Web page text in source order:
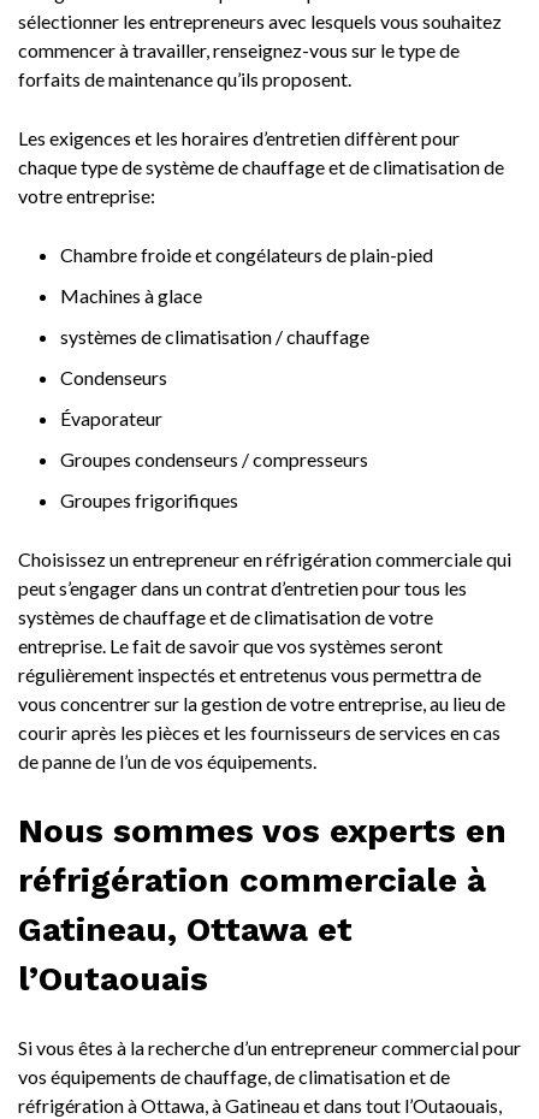
sélectionner les entrepreneurs avec lesquels vous souhaitez
commencer à travailler, renseignez-vous sur le type de
forfaits de maintenance qu’ils proposent.
Les exigences et les horaires d’entretien diffèrent pour
chaque type de système de chauffage et de climatisation de
votre entreprise:
Chambre froide et congélateurs de plain-pied
Machines à glace
systèmes de climatisation / chauffage
Condenseurs
Évaporateur
Groupes condenseurs / compresseurs
Groupes frigorifiques
Choisissez un entrepreneur en réfrigération commerciale qui
peut s’engager dans un contrat d’entretien pour tous les
systèmes de chauffage et de climatisation de votre
entreprise. Le fait de savoir que vos systèmes seront
régulièrement inspectés et entretenus vous permettra de
vous concentrer sur la gestion de votre entreprise, au lieu de
courir après les pièces et les fournisseurs de services en cas
de panne de l’un de vos équipements.
Nous sommes vos experts en
réfrigération commerciale à
Gatineau, Ottawa et
l’Outaouais
Si vous êtes à la recherche d’un entrepreneur commercial pour
vos équipements de chauffage, de climatisation et de
réfrigération à Ottawa, à Gatineau et dans tout l’Outaouais,